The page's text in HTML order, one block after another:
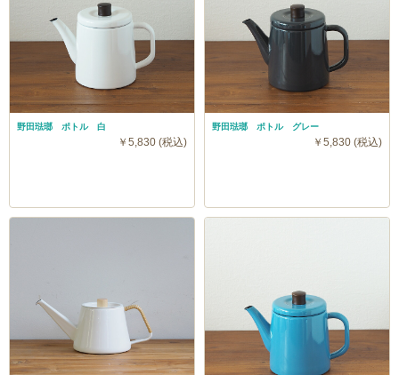
野田琺瑯 ポトル 白
￥5,830 (税込)
野田琺瑯 ポトル グレー
￥5,830 (税込)